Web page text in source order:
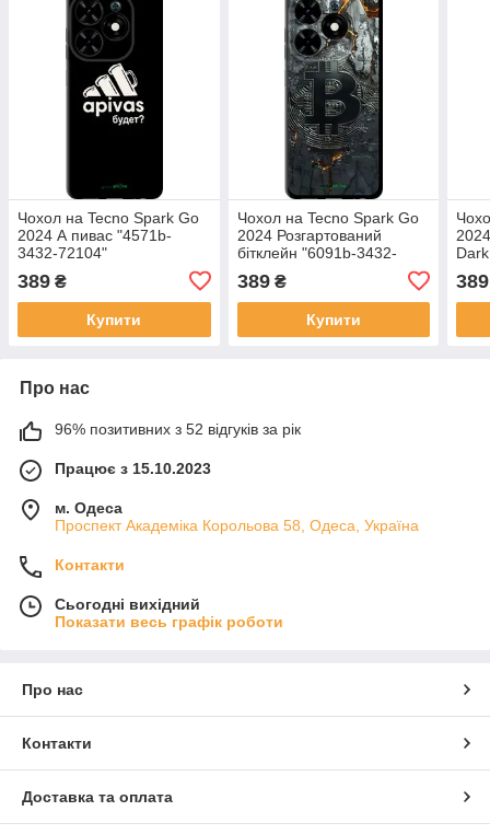
Чохол на Tecno Spark Go
2024 А пивас "4571b-
3432-72104"
389 ₴
Купити
Чохол на Tecno Spark Go
2024 Розгартований
бітклейн "6091b-3432-
389₴
Купити
389
Про нас
96% позитивних з 52 відгуків за рік
Працює з 15.10.2023
м. Одеса
Проспект Академіка Корольова 58, Одеса, Україна
Контакти
Сьогодні вихідний
Показати весь графік роботи
Про нас
Контакти
Доставка та оплата